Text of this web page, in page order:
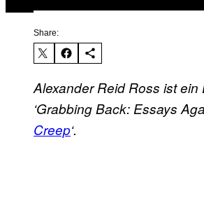
Share:
Alexander Reid Ross ist
‘Grabbing Back: Essays
Creep‘.